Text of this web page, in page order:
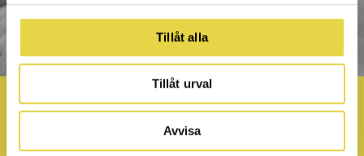
Tillåt alla
Tillåt urval
Avvisa